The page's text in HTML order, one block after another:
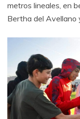
metros lineales, en
Bertha del Avellano